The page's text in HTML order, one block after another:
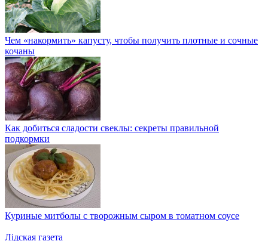
Чем «накормить» капусту, чтобы получить плотные и сочные
кочаны
Как добиться сладости свеклы: секреты правильной
подкормки
Куриные митболы с творожным сыром в томатном соусе
Лiдская газета